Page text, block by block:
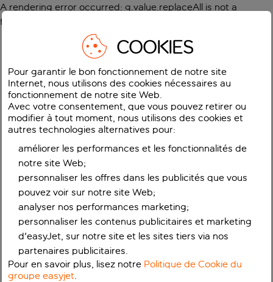
A rendering error occurred: g.value.replaceAll is not a
function
COOKIES
Pour garantir le bon fonctionnement de notre site
Internet, nous utilisons des cookies nécessaires au
fonctionnement de notre site Web.
Avec votre consentement, que vous pouvez retirer ou
modifier à tout moment, nous utilisons des cookies et
autres technologies alternatives pour:
améliorer les performances et les fonctionnalités de
notre site Web;
personnaliser les offres dans les publicités que vous
pouvez voir sur notre site Web;
analyser nos performances marketing;
personnaliser les contenus publicitaires et marketing
d'easyJet, sur notre site et les sites tiers via nos
partenaires publicitaires.
Pour en savoir plus, lisez notre Politique de Cookie du
groupe easyjet.